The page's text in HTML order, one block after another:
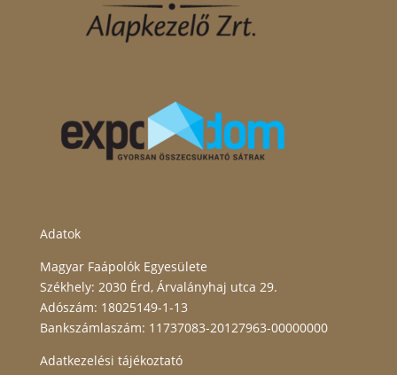
Adatok
Magyar Faápolók Egyesülete
Székhely: 2030 Érd, Árvalányhaj utca 29.
Adószám: 18025149-1-13
Bankszámlaszám: 11737083-20127963-00000000
Adatkezelési tájékoztató